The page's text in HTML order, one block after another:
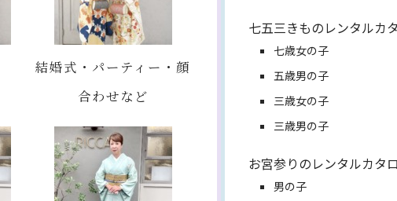
結婚式・パーティー・顔
合わせなど
七五三きものレンタルカ
七歳女の子
五歳男の子
三歳女の子
三歳男の子
お宮参りのレンタルカタ
男の子